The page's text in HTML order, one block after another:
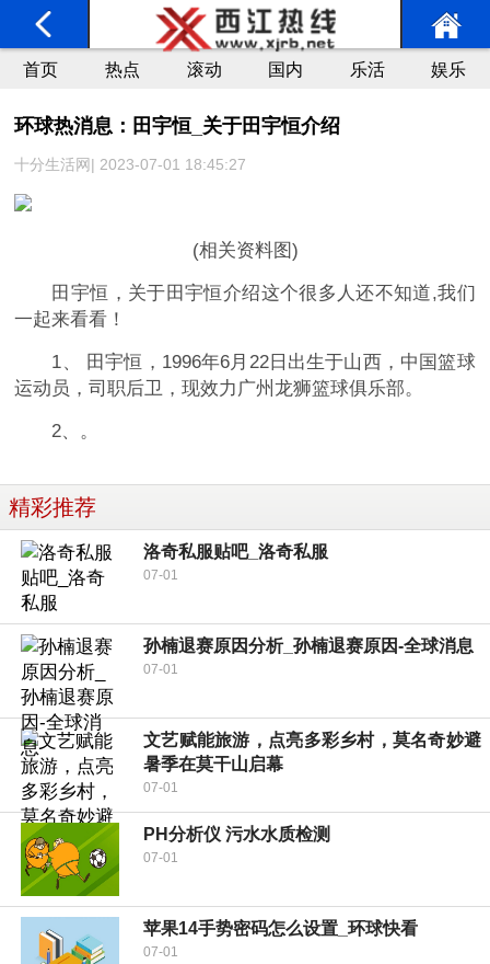
首页 热点 滚动 国内 乐活 娱乐
环球热消息：田宇恒_关于田宇恒介绍
十分生活网| 2023-07-01 18:45:27
(相关资料图)
田宇恒，关于田宇恒介绍这个很多人还不知道,我们
一起来看看！
1、 田宇恒，1996年6月22日出生于山西，中国篮球
运动员，司职后卫，现效力广州龙狮篮球俱乐部。
2、。
精彩推荐
洛奇私服贴吧_洛奇私服
07-01
孙楠退赛原因分析_孙楠退赛原因-全球消息
07-01
文艺赋能旅游，点亮多彩乡村，莫名奇妙避
暑季在莫干山启幕
07-01
PH分析仪 污水水质检测
07-01
苹果14手势密码怎么设置_环球快看
07-01